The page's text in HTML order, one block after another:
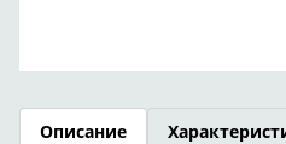
Описание